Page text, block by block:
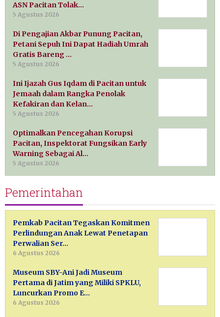
ASN Pacitan Tolak…
5 Agustus 2026
Di Pengajian Akbar Punung Pacitan,
Petani Sepuh Ini Dapat Hadiah Umrah
Gratis Bareng …
5 Agustus 2026
Ini Ijazah Gus Iqdam di Pacitan untuk
Jemaah dalam Rangka Penolak
Kefakiran dan Kelan…
5 Agustus 2026
Optimalkan Pencegahan Korupsi
Pacitan, Inspektorat Fungsikan Early
Warning Sebagai Al…
5 Agustus 2026
Pemerintahan
Pemkab Pacitan Tegaskan Komitmen
Perlindungan Anak Lewat Penetapan
Perwalian Ser…
6 Agustus 2026
Museum SBY-Ani Jadi Museum
Pertama di Jatim yang Miliki SPKLU,
Luncurkan Promo E…
6 Agustus 2026